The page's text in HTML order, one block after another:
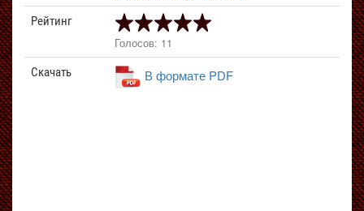
Рейтинг
Голосов: 11
Скачать В формате PDF